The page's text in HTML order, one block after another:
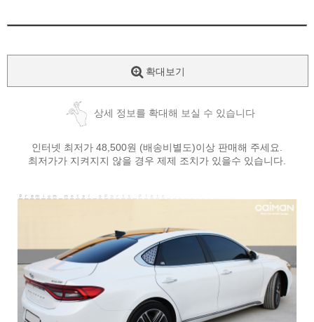
확대보기
상세 정보를 확대해 보실 수 있습니다
인터넷 최저가 48,500원 (배송비별도)이상 판매해 주세요.
최저가가 지켜지지 않을 경우 제제 조치가 있을수 있습니다.